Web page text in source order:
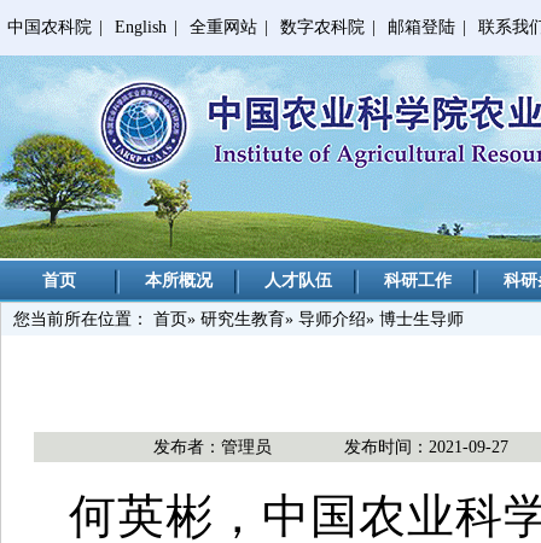
中国农科院 English 全重网站 数字农科院 邮箱登陆 联系我
首页 本所概况 人才队伍 科研工作 科
您当前所在位置： 首页» 研究生教育» 导师介绍» 博士生导师
发布者：管理员 发布时间：2021-09-27
何英彬，中国农业科